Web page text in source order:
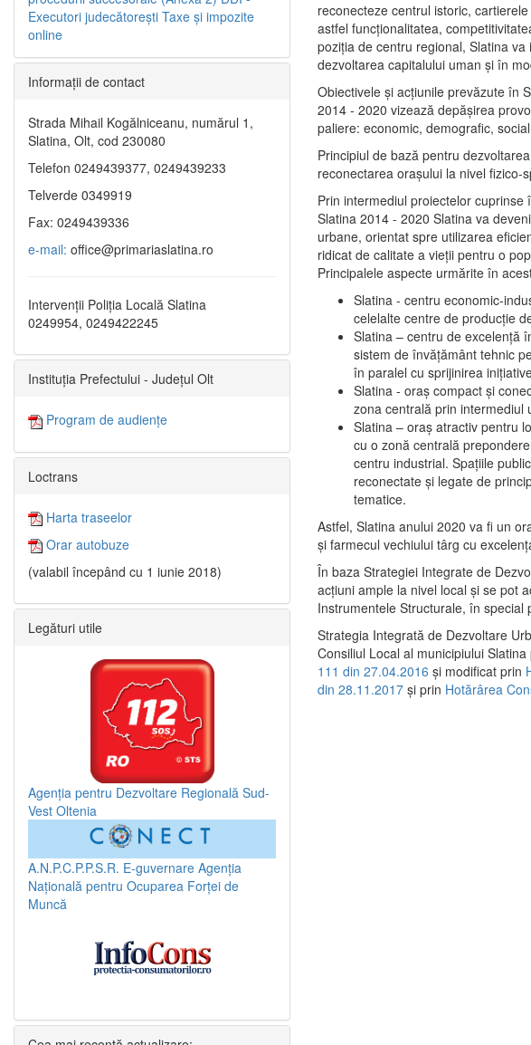
reconecteze centrul istoric,
astfel funcţionalitatea,
poziţia de centru regional, Slatina
dezvoltarea capitalului uman şi în
Obiectivele şi acţiunile prevăzute în
2014 - 2020 vizează depășirea
paliere: economic, demografic,
Principiul de bază pentru
reconectarea oraşului la nivel fizico-
Prin intermediul proiectelor
Slatina 2014 - 2020 Slatina va
urbane, orientat spre utilizarea
ridicat de calitate a vieţii pentru o
Principalele aspecte urmărite în
Slatina - centru economic-
celelalte centre de producţie
Slatina – centru de excelenţă
sistem de învăţământ tehnic
în paralel cu sprijinirea
Slatina - oraş compact şi
zona centrală prin intermediul
Slatina – oraş atractiv pentru
cu o zonă centrală
centru industrial. Spaţiile
reconectate şi legate de
tematice.
Astfel, Slatina anului 2020 va fi un
şi farmecul vechiului târg cu
În baza Strategiei Integrate de
acţiuni ample la nivel local şi se pot
Instrumentele Structurale, în
Strategia Integrată de Dezvoltare
Consiliul Local al municipiului Slatina
111 din 27.04.2016 și modificat prin
din 28.11.2017 și prin Hotărârea
Executori judecătorești Taxe şi impozite
online
Informaţii de contact
Strada Mihail Kogălniceanu, numărul 1,
Slatina, Olt, cod 230080
Telefon 0249439377, 0249439233
Telverde 0349919
Fax: 0249439336
e-mail: office@primariaslatina.ro
Intervenții Poliția Locală Slatina
0249954, 0249422245
Instituția Prefectului - Județul Olt
Program de audiențe
Loctrans
Harta traseelor
Orar autobuze
(valabil începând cu 1 iunie 2018)
Legături utile
Agenția pentru Dezvoltare Regională Sud-
Vest Oltenia
A.N.P.C.P.P.S.R. E-guvernare Agenția
Națională pentru Ocuparea Forței de
Muncă